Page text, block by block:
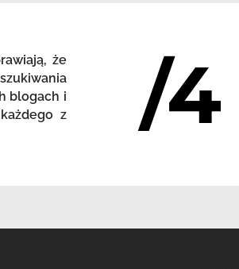
że
blogach i
z
/4